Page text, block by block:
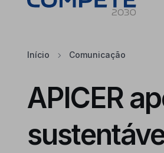
Início Comunicação
APICER